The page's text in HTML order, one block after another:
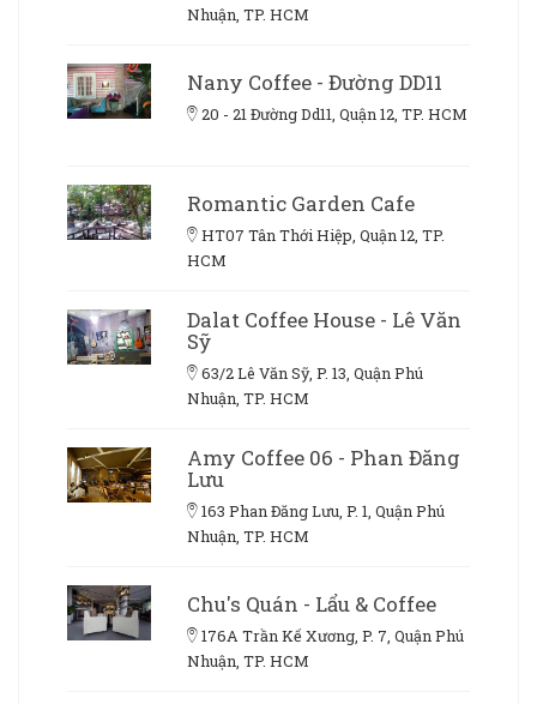
Nhuận, TP. HCM
Nany Coffee - Đường DD11
20 - 21 Đường Dd11, Quận 12, TP. HCM
Romantic Garden Cafe
HT07 Tân Thới Hiệp, Quận 12, TP.
HCM
Dalat Coffee House - Lê Văn
Sỹ
63/2 Lê Văn Sỹ, P. 13, Quận Phú
Nhuận, TP. HCM
Amy Coffee 06 - Phan Đăng
Lưu
163 Phan Đăng Lưu, P. 1, Quận Phú
Nhuận, TP. HCM
Chu's Quán - Lẩu & Coffee
176A Trần Kế Xương, P. 7, Quận Phú
Nhuận, TP. HCM